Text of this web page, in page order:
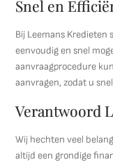
Snel en
Bij Leemans Kredieten
eenvoudig en snel
aanvraagprocedure
aanvragen, zodat u
Verantwoord
Wij hechten veel
altijd een grondige